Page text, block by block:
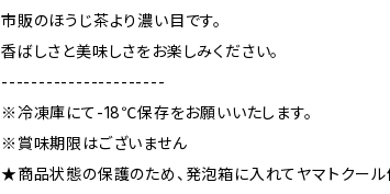
市販のほうじ茶より濃い目です。
香ばしさと美味しさをお楽しみください。
----------------------
※冷凍庫にて-18℃保存をお願いいたします。
※賞味期限はございません
★商品状態の保護のため、発泡箱に入れてヤマトクール